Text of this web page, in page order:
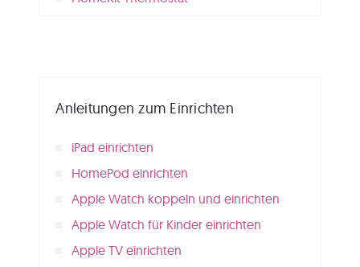
Anleitungen zum Einrichten
iPad einrichten
HomePod einrichten
Apple Watch koppeln und einrichten
Apple Watch für Kinder einrichten
Apple TV einrichten